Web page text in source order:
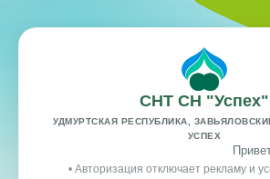
СНТ СН "Успех"
УДМУРТСКАЯ РЕСПУБЛИКА,
УСПЕХ
• Авторизация отключает рекламу и